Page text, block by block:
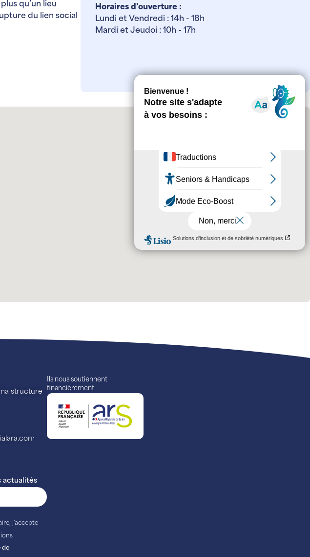
qu’un lieu
du lien social
Horaires d'ouverture :
Lundi et Vendredi : 14h - 18h
Mardi et Jeudoi : 10h - 17h
structure
actualités
j'accepte
de
Ils nous soutiennent
financièrement